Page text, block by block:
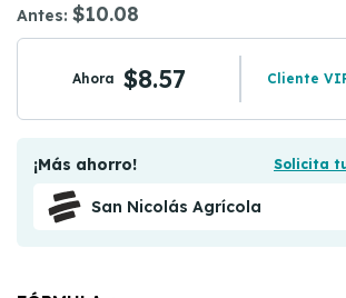
Antes: $10.08
Ahora $8.57 Cliente
¡Más ahorro! Solicita
San Nicolás Agrícola